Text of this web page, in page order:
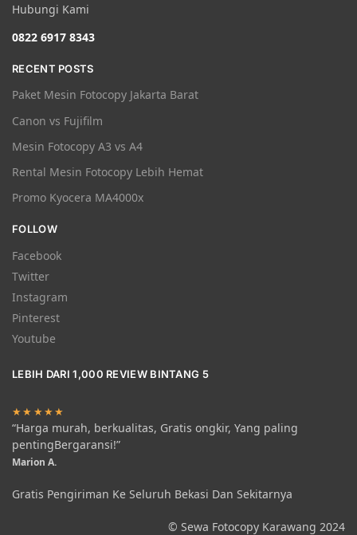
Hubungi Kami
0822 6917 8343
RECENT POSTS
Paket Mesin Fotocopy Jakarta Barat
Canon vs Fujifilm
Mesin Fotocopy A3 vs A4
Rental Mesin Fotocopy Lebih Hemat
Promo Kyocera MA4000x
FOLLOW
Facebook
Twitter
Instagram
Pinterest
Youtube
LEBIH DARI 1,000 REVIEW BINTANG 5
★★★★★
“Harga murah, berkualitas, Gratis ongkir, Yang paling
pentingBergaransi!”
Marion A.
Gratis Pengiriman Ke Seluruh Bekasi Dan Sekitarnya
© Sewa Fotocopy Karawang 2024